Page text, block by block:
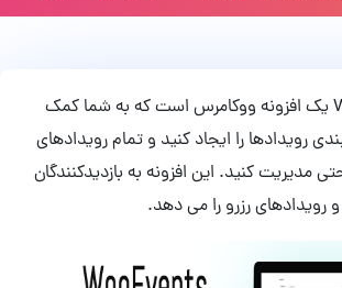
افزونه WooEvents یک افزونه ووکامرس است که به شما کمک
رویدادها را ایجاد کنید و تمام رویدادهای
مدیریت کنید. این افزونه به بازدیدکنندگان
رزرو را می دهد.